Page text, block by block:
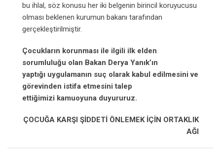
bu ihlal, söz konusu her iki belgenin birincil koruyucusu
olması beklenen kurumun bakanı tarafından
gerçekleştirilmiştir.
Çocukların korunması ile ilgili ilk elden
sorumluluğu olan Bakan Derya Yanık’ın
yaptığı uygulamanın suç olarak kabul edilmesini ve
görevinden istifa etmesini talep
ettiğimizi kamuoyuna duyururuz.
ÇOCUĞA KARŞI ŞİDDETİ ÖNLEMEK İÇİN ORTAKLIK
AĞI